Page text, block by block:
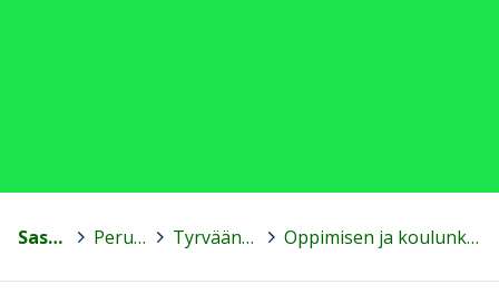
Sastamala Peruskoulut > Tyrväänkylän koulu > Oppimisen ja koulunkäynnin tuki